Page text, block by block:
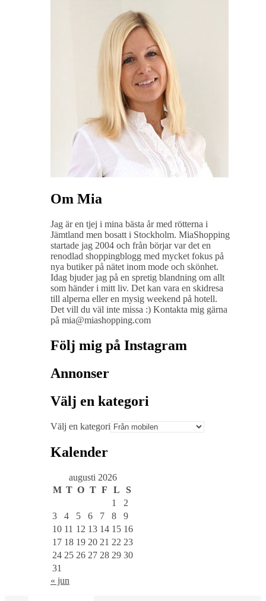
Om Mia
Jag är en tjej i mina bästa år med rötterna i
Jämtland men bosatt i Stockholm. MiaShopping
startade jag 2004 och från börjar var det en
renodlad shoppingblogg med mycket fokus på
nya butiker på nätet inom mode och skönhet.
Idag bjuder jag på en spretig blandning om allt
som händer i mitt liv. Det kan vara en skidresa
till alperna eller en mysig weekend på hotell.
Det vill du väl inte missa :) Kontakta mig gärna
på mia@miashopping.com
Följ mig på Instagram
Annonser
Välj en kategori
Välj en kategori
Kalender
augusti 2026
M T O T F L
S
1
2
3
4 5 6 7 8
9
10 11 12 13 14 15 16
17 18 19 20 21 22 23
24 25 26 27 28 29 30
31
« jun